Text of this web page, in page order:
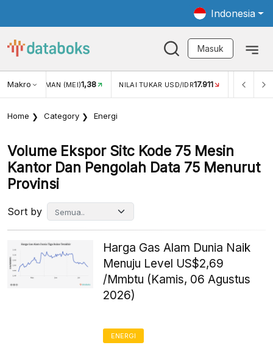
Indonesia
Masuk
MakroWISMAN (MEI)1,38 NILAI TUKAR USD/IDR17.911 INFLASI
Home Category Energi
Volume Ekspor Sitc Kode 75 Mesin
Kantor Dan Pengolah Data 75 Menurut
Provinsi
Sort by
Harga Gas Alam Dunia Naik
Menuju Level US$2,69
/Mmbtu (Kamis, 06 Agustus
2026)
ENERGI